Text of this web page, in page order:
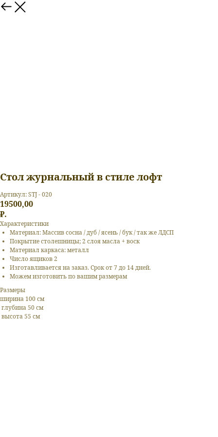
Стол журнальный в стиле лофт
Артикул: STJ - 020
19500,00
₽.
Характеристики
Материал: Массив сосна / дуб / ясень / бук / так же ЛДСП
Покрытие столешницы; 2 слоя масла + воск
Материал каркаса: металл
Число ящиков 2
Изготавливается на заказ. Срок от 7 до 14 дней.
Можем изготовить по вашим размерам
Размеры
ширина 100 см
глубина 50 см
высота 55 см